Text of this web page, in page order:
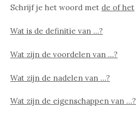
Schrijf je het woord met de of het
Wat is de definitie van …?
Wat zijn de voordelen van …?
Wat zijn de nadelen van …?
Wat zijn de eigenschappen van …?